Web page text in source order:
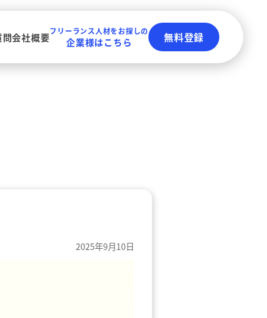
問会社概要
フリーランス人材をお探しの
企業様はこちら 無料登録
2025年9月10日